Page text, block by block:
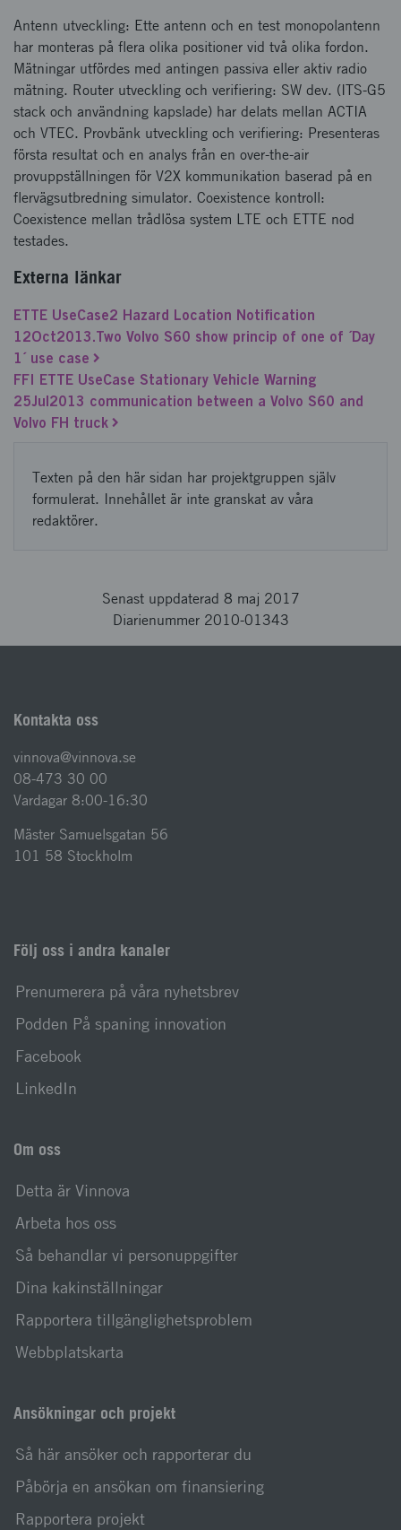
Antenn utveckling: Ette antenn och en test monopolantenn
har monteras på flera olika positioner vid två olika fordon.
Mätningar utfördes med antingen passiva eller aktiv radio
mätning. Router utveckling och verifiering: SW dev. (ITS-G5
stack och användning kapslade) har delats mellan ACTIA
och VTEC. Provbänk utveckling och verifiering: Presenteras
första resultat och en analys från en over-the-air
provuppställningen för V2X kommunikation baserad på en
flervägsutbredning simulator. Coexistence kontroll:
Coexistence mellan trådlösa system LTE och ETTE nod
testades.
Externa länkar
ETTE UseCase2 Hazard Location Notification
12Oct2013.Two Volvo S60 show princip of one of ´Day
1´ use case
FFI ETTE UseCase Stationary Vehicle Warning
25Jul2013 communication between a Volvo S60 and
Volvo FH truck
Texten på den här sidan har projektgruppen själv
formulerat. Innehållet är inte granskat av våra
redaktörer.
Senast uppdaterad 8 maj 2017
Diarienummer 2010-01343
Kontakta oss
vinnova@vinnova.se
08-473 30 00
Vardagar 8:00-16:30
Mäster Samuelsgatan 56
101 58 Stockholm
Följ oss i andra kanaler
Prenumerera på våra nyhetsbrev
Podden På spaning innovation
Facebook
LinkedIn
Om oss
Detta är Vinnova
Arbeta hos oss
Så behandlar vi personuppgifter
Dina kakinställningar
Rapportera tillgänglighetsproblem
Webbplatskarta
Ansökningar och projekt
Så här ansöker och rapporterar du
Påbörja en ansökan om finansiering
Rapportera projekt